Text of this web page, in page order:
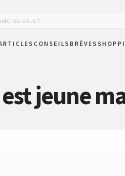
CONSEILS BRÈVES
jeune